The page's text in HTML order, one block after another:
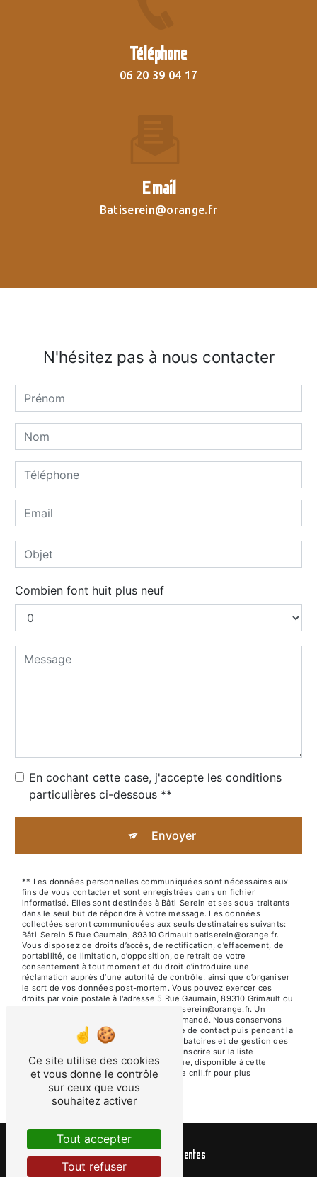
Téléphone
06 20 39 04 17
Email
batiserein@orange.fr
N'hésitez pas à nous contacter
Combien font huit plus neuf
En cochant cette case, j'accepte les conditions
particulières ci-dessous **
Envoyer
** Les données personnelles communiquées sont nécessaires aux
fins de vous contacter et sont enregistrées dans un fichier
informatisé. Elles sont destinées à Bâti-Serein et ses sous-traitants
dans le seul but de répondre à votre message. Les données
collectées seront communiquées aux seuls destinataires suivants:
Bâti-Serein 5 Rue Gaumain, 89310 Grimault batiserein@orange.fr.
Vous disposez de droits d’accès, de rectification, d’effacement, de
portabilité, de limitation, d’opposition, de retrait de votre
consentement à tout moment et du droit d’introduire une
réclamation auprès d’une autorité de contrôle, ainsi que d’organiser
le sort de vos données post-mortem. Vous pouvez exercer ces
droits par voie postale à l'adresse 5 Rue Gaumain, 89310 Grimault ou
par courrier électronique à l'adresse batiserein@orange.fr. Un
justificatif d'identité pourra vous être demandé. Nous conservons
vos données pendant la période de prise de contact puis pendant la
durée de prescription légale aux fins probatoires et de gestion des
contentieux. Vous avez le droit de vous inscrire sur la liste
d'opposition au démarchage téléphonique, disponible à cette
adresse: Bloctel.gouv.fr . Consultez le site cnil.fr pour plus
d’informations sur vos droits.
Recherches fréquentes
Ce site utilise des cookies
et vous donne le contrôle
sur ceux que vous
souhaitez activer
Tout accepter
Tout refuser